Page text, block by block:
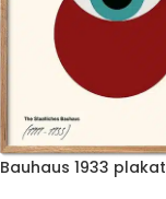
Bauhaus 1933 plakat